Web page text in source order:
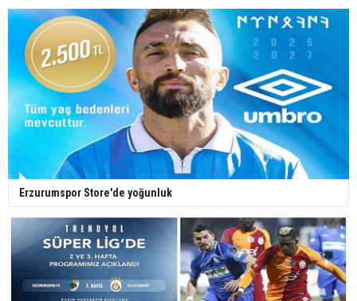
Erzurumspor Store'de yoğunluk